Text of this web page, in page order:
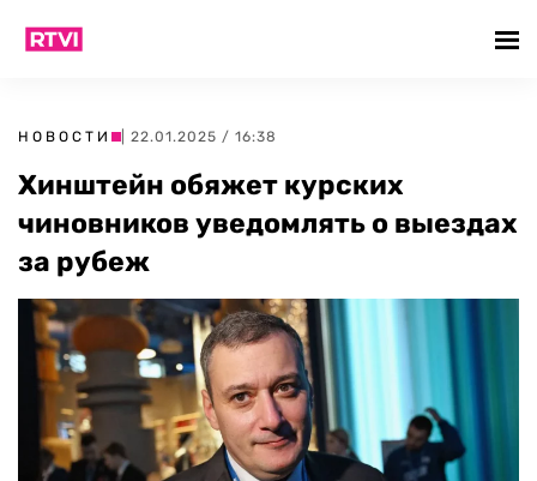
НОВОСТИ | 22.01.2025 / 16:38
Хинштейн обяжет курских
чиновников уведомлять о выездах
за рубеж